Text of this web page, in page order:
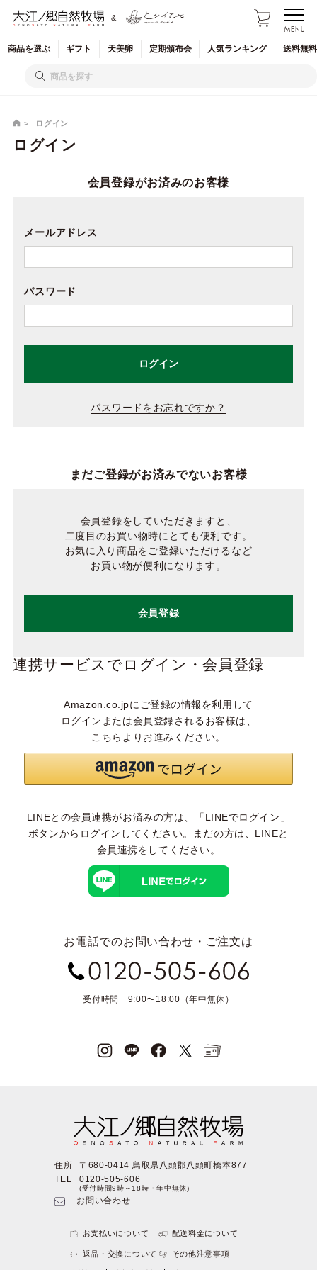
&
商品を選ぶ ギフト 天美卵 定期頒布会 人気ランキング 送料無
ログイン
ログイン
会員登録がお済みのお客様
メールアドレス
パスワード
ログイン
パスワードをお忘れですか？
まだご登録がお済みでないお客様
会員登録をしていただきますと、
二度目のお買い物時にとても便利です。
お気に入り商品をご登録いただけるなど
お買い物が便利になります。
会員登録
連携サービスでログイン・会員登録
Amazon.co.jpにご登録の情報を利用して
ログインまたは会員登録されるお客様は、
こちらよりお進みください。
LINEとの会員連携がお済みの方は、「LINEでログイン」
ボタンからログインしてください。まだの方は、 LINEと
会員連携をしてください。
お電話でのお問い合わせ・ご注文は
受付時間 9:00〜18:00（年中無休）
住所
〒680-0414 鳥取県八頭郡八頭町橋本877
TEL
0120-505-606
(受付時間9時～18時・年中無休)
お問い合わせ
お支払いについて 配送料金について
返品・交換について その他注意事項